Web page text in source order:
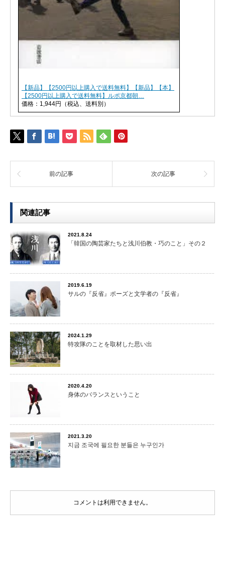
【新品】【2500円以上購入で送料無料】【新品】【本】
【2500円以上購入で送料無料】ルポ京都朝…
価格：1,944円（税込、送料別）
前の記事 次の記事
関連記事
2021.8.24
「韓国の陶芸家たちと浅川伯教・巧のこと」その２
2019.6.19
サルの『反省』ポーズと文学者の『反省』
2024.1.29
特攻隊のことを取材した思い出
2020.4.20
身体のバランスということ
2021.3.20
지금 조국에 필요한 분들은 누구인가
コメントは利用できません。